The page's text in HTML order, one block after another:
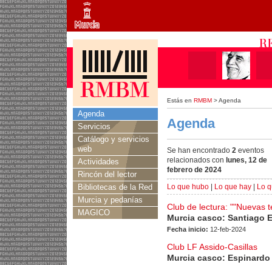
Estás en RMBM > Agenda
Agenda
Servicios
Catálogo y servicios
web
Actividades
Rincón del lector
Bibliotecas de la Red
Murcia y pedanías
MAGICO
Agenda
Se han encontrado 2 eventos
relacionados con lunes, 12 de
febrero de 2024
Lo que hubo
Lo que hay Lo
Club de lectura: ""Nuevas
Murcia casco: Santiago
Fecha inicio: 12-feb-2024
Club LF Assido-Casillas
Murcia casco: Espinardo